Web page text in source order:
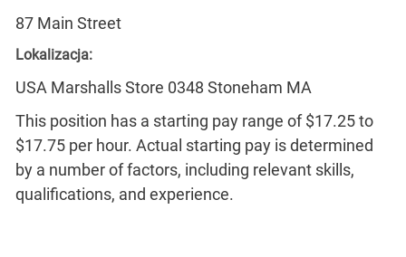
87 Main Street
Lokalizacja:
USA Marshalls Store 0348 Stoneham MA
This position has a starting pay range of $17.25 to
$17.75 per hour. Actual starting pay is determined
by a number of factors, including relevant skills,
qualifications, and experience.